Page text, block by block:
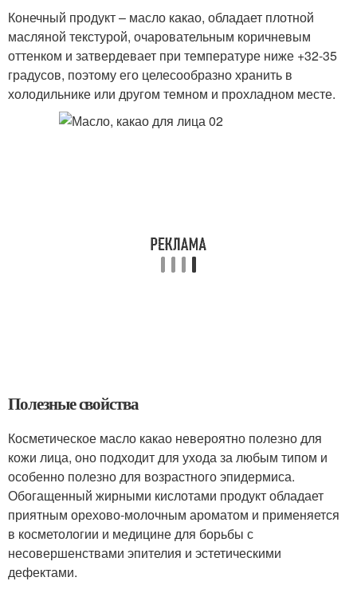
Конечный продукт – масло какао, обладает плотной
масляной текстурой, очаровательным коричневым
оттенком и затвердевает при температуре ниже +32-35
градусов, поэтому его целесообразно хранить в
холодильнике или другом темном и прохладном месте.
Полезные свойства
Косметическое масло какао невероятно полезно для
кожи лица, оно подходит для ухода за любым типом и
особенно полезно для возрастного эпидермиса.
Обогащенный жирными кислотами продукт обладает
приятным орехово-молочным ароматом и применяется
в косметологии и медицине для борьбы с
несовершенствами эпителия и эстетическими
дефектами.